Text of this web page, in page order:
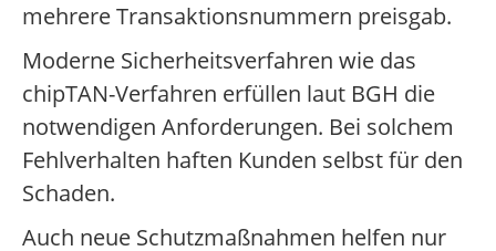
mehrere Transaktionsnummern preisgab.
Moderne Sicherheitsverfahren wie das
chipTAN-Verfahren erfüllen laut BGH die
notwendigen Anforderungen. Bei solchem
Fehlverhalten haften Kunden selbst für den
Schaden.
Auch neue Schutzmaßnahmen helfen nur